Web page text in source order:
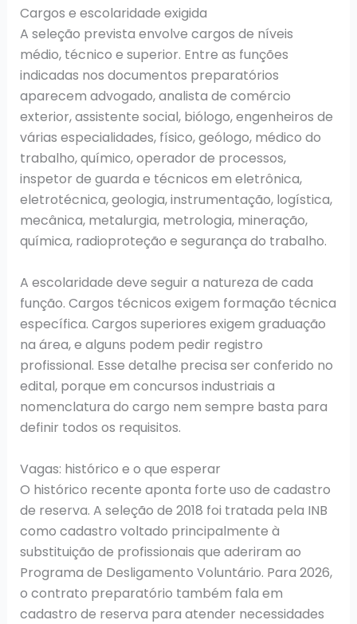
Cargos e escolaridade exigida
A seleção prevista envolve cargos de níveis
médio, técnico e superior. Entre as funções
indicadas nos documentos preparatórios
aparecem advogado, analista de comércio
exterior, assistente social, biólogo, engenheiros de
várias especialidades, físico, geólogo, médico do
trabalho, químico, operador de processos,
inspetor de guarda e técnicos em eletrônica,
eletrotécnica, geologia, instrumentação, logística,
mecânica, metalurgia, metrologia, mineração,
química, radioproteção e segurança do trabalho.
A escolaridade deve seguir a natureza de cada
função. Cargos técnicos exigem formação técnica
específica. Cargos superiores exigem graduação
na área, e alguns podem pedir registro
profissional. Esse detalhe precisa ser conferido no
edital, porque em concursos industriais a
nomenclatura do cargo nem sempre basta para
definir todos os requisitos.
Vagas: histórico e o que esperar
O histórico recente aponta forte uso de cadastro
de reserva. A seleção de 2018 foi tratada pela INB
como cadastro voltado principalmente à
substituição de profissionais que aderiram ao
Programa de Desligamento Voluntário. Para 2026,
o contrato preparatório também fala em
cadastro de reserva para atender necessidades